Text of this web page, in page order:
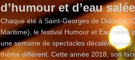
d’humour et d’eau salée
Chaque été à Saint-Georges de Didonne
Maritime), le festival Humour et Eau salée
une semaine de spectacles décalés autour
thème différent. Cette année 2018, son